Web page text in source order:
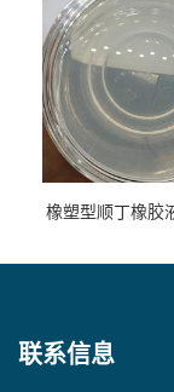
橡塑型顺丁橡胶
联系信息